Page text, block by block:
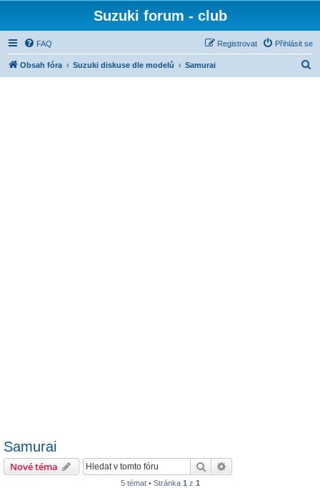
Suzuki forum - club
FAQ Přihlásit se
Registrovat
Obsah fóra Suzuki diskuse dle modelů Samurai
Samurai
Nové téma Hledat
5 témat • Stránka 1 z 1